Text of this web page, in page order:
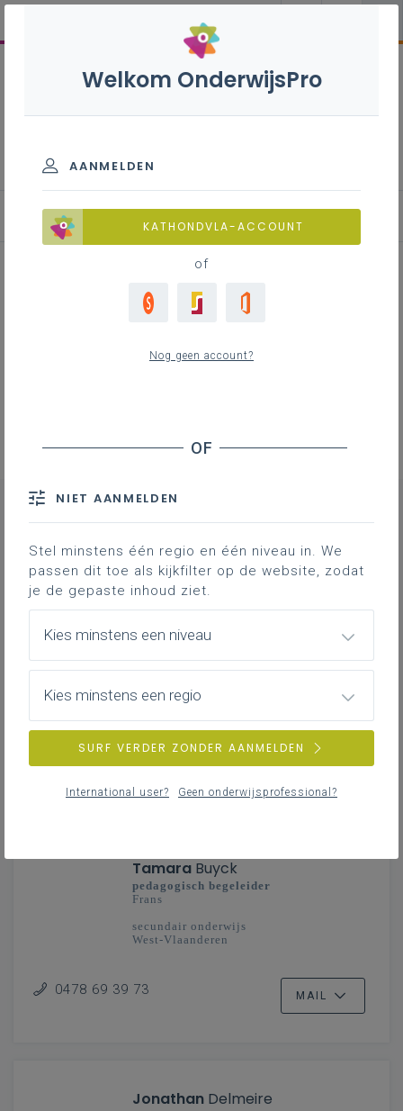
Achtergrond
CONTACT
ChristelArens
taalbeleid
vierde taal
Oost-Vlaanderen
MAIL
Tamara Buyck
pedagogisch begeleider
Frans
secundair onderwijs
West-Vlaanderen
0478 69 39 73 MAIL
Jonathan Delmeire
Welkom OnderwijsPro
AANMELDEN
KATHONDVLA-ACCOUNT
of
Nog geen account?
NIET AANMELDEN
Stel minstens één regio en één niveau in. We
passen dit toe als kijkfilter op de website, zodat
je de gepaste inhoud ziet.
Kies minstens een niveau
Kies minstens een regio
SURF VERDER ZONDER AANMELDEN
International user? Geen onderwijsprofessional?